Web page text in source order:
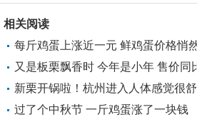
相关阅读
每斤鸡蛋上涨近一元 鲜鸡蛋价格悄
又是板栗飘香时 今年是小年 售价同
新栗开锅啦！杭州进入人体感觉很
过了个中秋节 一斤鸡蛋涨了一块钱